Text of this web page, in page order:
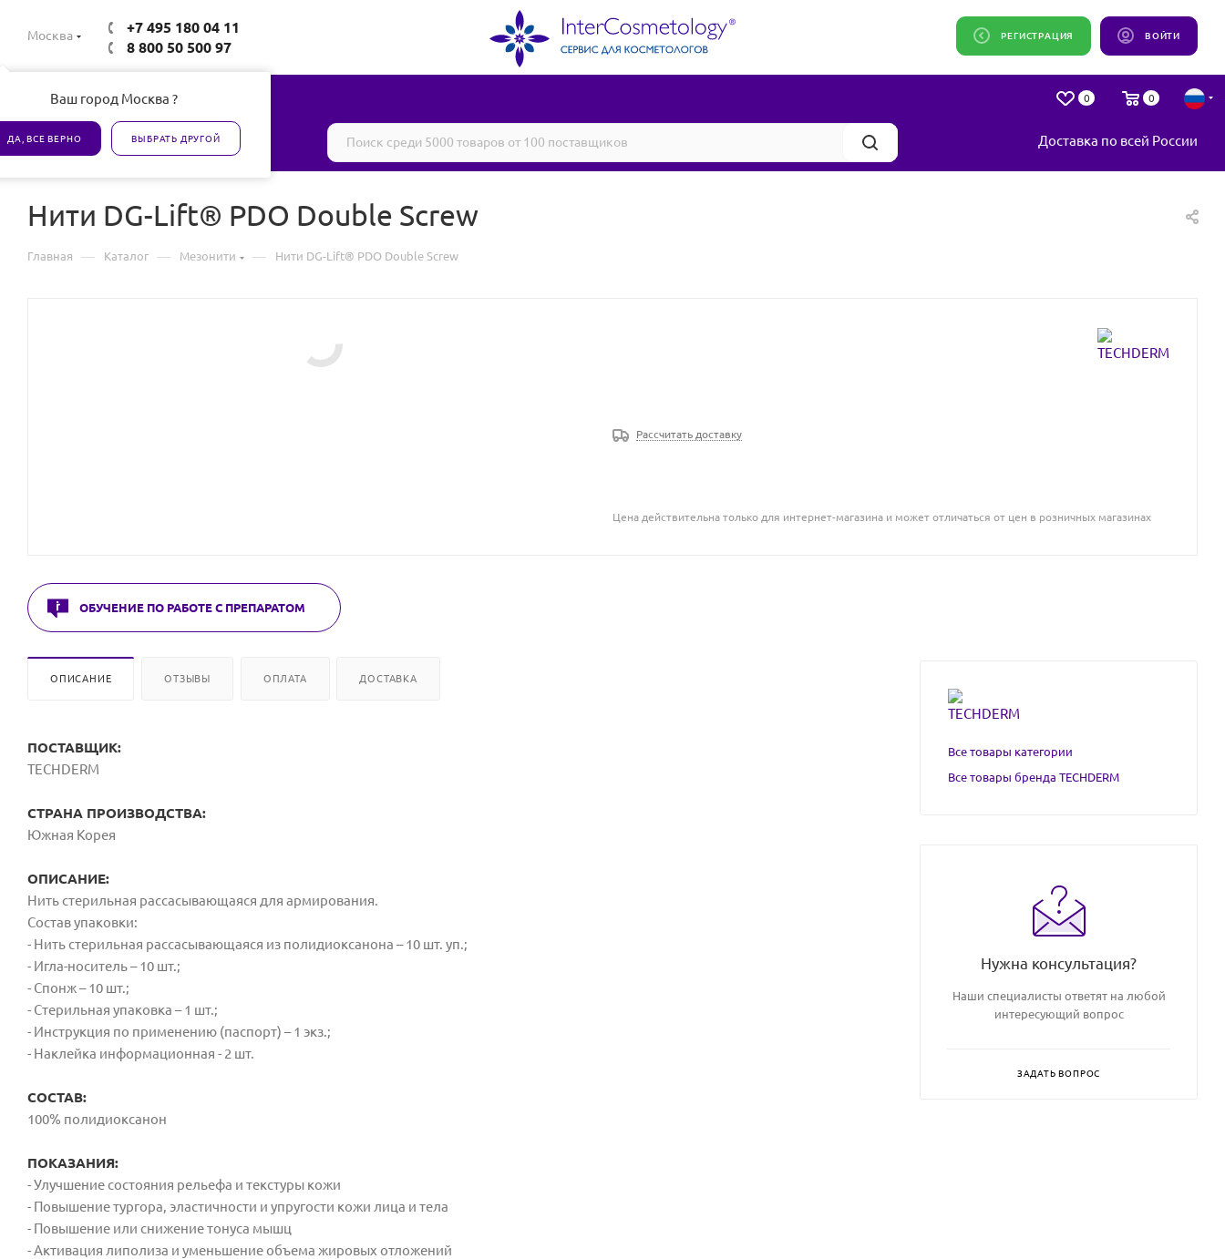
Москва
Ваш город Москва ?
ДА, ВСЕ ВЕРНО ВЫБРАТЬ ДРУГОЙ
+7 495 180 04 11
8 800 50 500 97
ВОЙТИ
РЕГИСТРАЦИЯ
0 0
Все товары сертифицированы Доставка по всей России
Нити DG-Lift® PDO Double Screw
Главная — Каталог — Мезонити — Нити DG-Lift® PDO Double Screw
Рассчитать доставку
Цена действительна только для интернет-магазина и может отличаться от цен в розничных магазинах
ОБУЧЕНИЕ ПО РАБОТЕ С ПРЕПАРАТОМ
ОПИСАНИЕ ОТЗЫВЫ ОПЛАТА ДОСТАВКА
ПОСТАВЩИК:
TECHDERM
СТРАНА ПРОИЗВОДСТВА:
Южная Корея
ОПИСАНИЕ:
Нить стерильная рассасывающаяся для армирования.
Состав упаковки:
- Нить стерильная рассасывающаяся из полидиоксанона – 10 шт. уп.;
- Игла-носитель – 10 шт.;
- Спонж – 10 шт.;
- Стерильная упаковка – 1 шт.;
- Инструкция по применению (паспорт) – 1 экз.;
- Наклейка информационная - 2 шт.
СОСТАВ:
100% полидиоксанон
ПОКАЗАНИЯ:
- Улучшение состояния рельефа и текстуры кожи
- Повышение тургора, эластичности и упругости кожи лица и тела
- Повышение или снижение тонуса мышц
- Активация липолиза и уменьшение объема жировых отложений
Все товары категории
Все товары бренда TECHDERM
Нужна консультация?
Наши специалисты ответят на любой
интересующий вопрос
ЗАДАТЬ ВОПРОС